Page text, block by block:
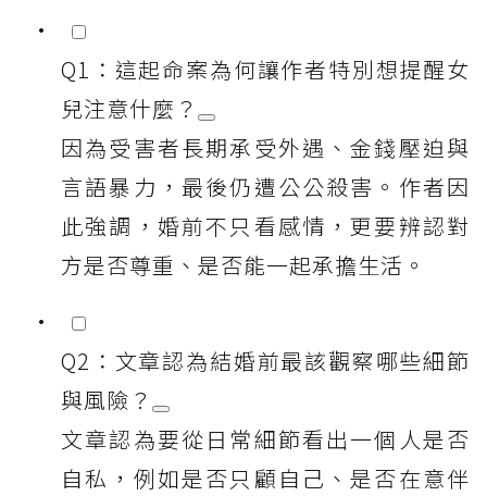
Q1：這起命案為何讓作者特別想提醒女
兒注意什麼？
因為受害者長期承受外遇、金錢壓迫與
言語暴力，最後仍遭公公殺害。作者因
此強調，婚前不只看感情，更要辨認對
方是否尊重、是否能一起承擔生活。
Q2：文章認為結婚前最該觀察哪些細節
與風險？
文章認為要從日常細節看出一個人是否
自私，例如是否只顧自己、是否在意伴